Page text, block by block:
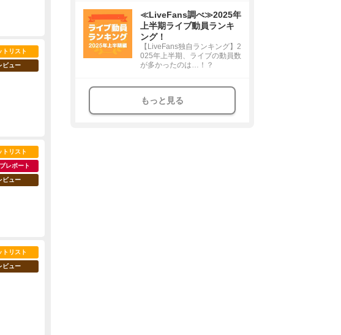
トリスト
ビュー
トリスト
レポート
ビュー
トリスト
ビュー
≪LiveFans調べ≫2025年
上半期ライブ動員ランキ
ング！
【LiveFans独自ランキング】2
025年上半期、ライブの動員数
が多かったのは…！？
もっと見る